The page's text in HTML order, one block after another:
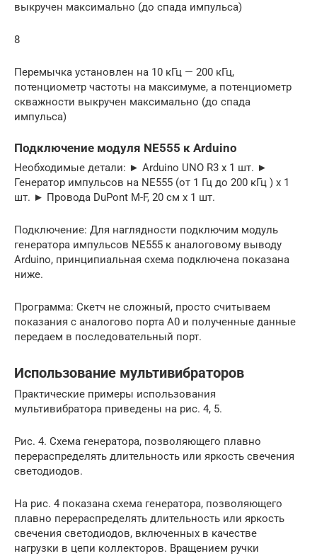
выкручен максимально (до спада импульса)
8
Перемычка установлен на 10 кГц — 200 кГц,
потенциометр частоты на максимуме, а потенциометр
скважности выкручен максимально (до спада
импульса)
Подключение модуля NE555 к Arduino
Необходимые детали: ► Arduino UNO R3 x 1 шт. ►
Генератор импульсов на NE555 (от 1 Гц до 200 кГц ) x 1
шт. ► Провода DuPont M-F, 20 см x 1 шт.
Подключение: Для наглядности подключим модуль
генератора импульсов NE555 к аналоговому выводу
Arduino, принципиальная схема подключена показана
ниже.
Программа: Скетч не сложный, просто считываем
показания с аналогово порта А0 и полученные данные
передаем в последовательный порт.
Использование мультивибраторов
Практические примеры использования
мультивибратора приведены на рис. 4, 5.
Рис. 4. Схема генератора, позволяющего плавно
перераспределять длительность или яркость свечения
светодиодов.
На рис. 4 показана схема генератора, позволяющего
плавно перераспределять длительность или яркость
свечения светодиодов, включенных в качестве
нагрузки в цепи коллекторов. Вращением ручки